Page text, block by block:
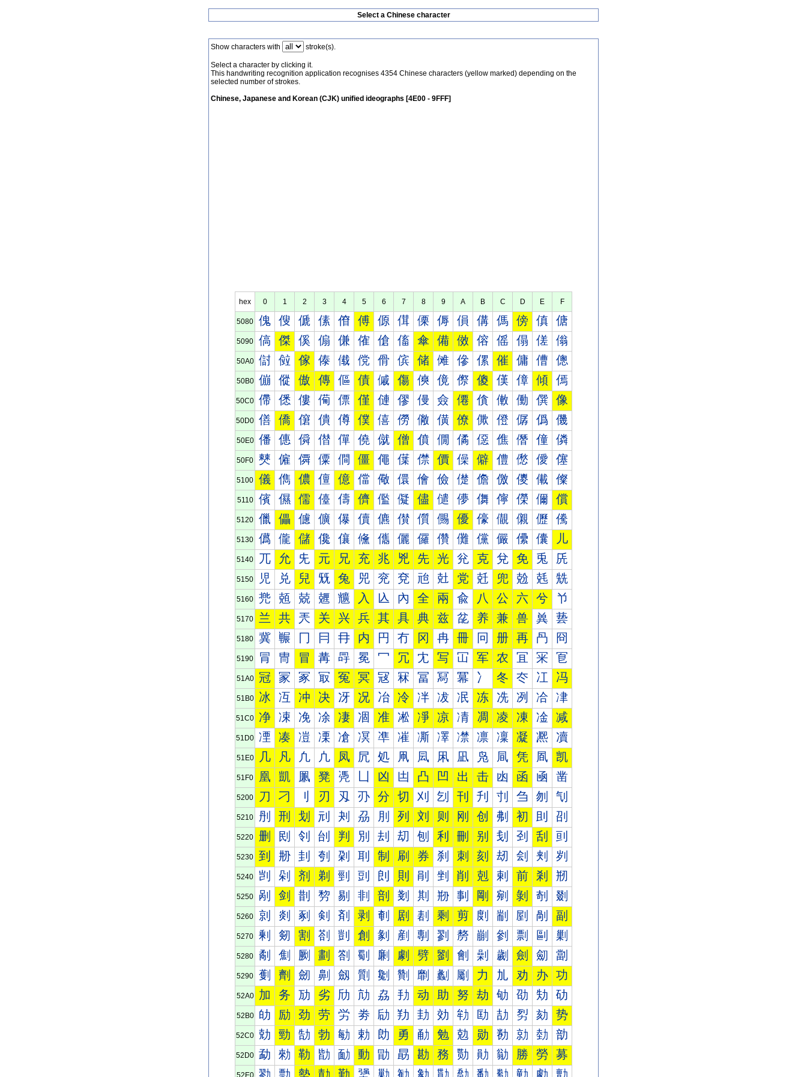
Select a Chinese character
Show characters with stroke(s).
Select a character by clicking it.
This handwriting recognition application recognises 4354 Chinese characters (yellow marked) depending on the
selected number of strokes.
Chinese, Japanese and Korean (CJK) unified ideographs [4E00 - 9FFF]
hex 0 1 2 3 4 5 6 7 8 9 A B C D E F
5080 傀 傁 傂 傃 傄 傅 傆 傇 傈 傉 傊 傋 傌 傍 傎 傏
5090 傐 傑 傒 傓 傔 傕 傖 傗 傘 備 傚 傛 傜 傝 傞 傟
50A0 傠 傡 傢 傣 傤 傥 傦 傧 储 傩 傪 傫 催 傭 傮 傯
50B0 傰 傱 傲 傳 傴 債 傶 傷 傸 傹 傺 傻 傼 傽 傾 傿
50C0 僀 僁 僂 僃 僄 僅 僆 僇 僈 僉 僊 僋 僌 働 僎 像
50D0 僐 僑 僒 僓 僔 僕 僖 僗 僘 僙 僚 僛 僜 僝 僞 僟
50E0 僠 僡 僢 僣 僤 僥 僦 僧 僨 僩 僪 僫 僬 僭 僮 僯
50F0 僰 僱 僲 僳 僴 僵 僶 僷 僸 價 僺 僻 僼 僽 僾 僿
5100 儀 儁 儂 儃 億 儅 儆 儇 儈 儉 儊 儋 儌 儍 儎 儏
5110 儐 儑 儒 儓 儔 儕 儖 儗 儘 儙 儚 儛 儜 儝 儞 償
5120 儠 儡 儢 儣 儤 儥 儦 儧 儨 儩 優 儫 儬 儭 儮 儯
5130 儰 儱 儲 儳 儴 儵 儶 儷 儸 儹 儺 儻 儼 儽 儾 儿
5140 兀 允 兂 元 兄 充 兆 兇 先 光 兊 克 兌 免 兎 兏
5150 児 兑 兒 兓 兔 兕 兖 兗 兘 兙 党 兛 兜 兝 兞 兟
5160 兠 兡 兢 兣 兤 入 兦 內 全 兩 兪 八 公 六 兮 兯
5170 兰 共 兲 关 兴 兵 其 具 典 兹 兺 养 兼 兽 兾 兿
5180 冀 冁 冂 冃 冄 内 円 冇 冈 冉 冊 冋 册 再 冎 冏
5190 冐 冑 冒 冓 冔 冕 冖 冗 冘 写 冚 军 农 冝 冞 冟
51A0 冠 冡 冢 冣 冤 冥 冦 冧 冨 冩 冪 冫 冬 冭 冮 冯
51B0 冰 冱 冲 决 冴 况 冶 冷 冸 冹 冺 冻 冼 冽 冾 冿
51C0 净 凁 凂 凃 凄 凅 准 凇 凈 凉 凊 凋 凌 凍 凎 减
51D0 凐 凑 凒 凓 凔 凕 凖 凗 凘 凙 凚 凛 凜 凝 凞 凟
51E0 几 凡 凢 凣 凤 凥 処 凧 凨 凩 凪 凫 凬 凭 凮 凯
51F0 凰 凱 凲 凳 凴 凶 凷 凸 凹 出 击 凼 函 凾 凿
5200 刀 刁 刂 刃 刄 刅 分 切 刈 刉 刊 刋 刌 刍 刎 刏
5210 刐 刑 划 刓 刔 刕 刖 列 刘 则 刚 创 刜 初 刞 刟
5220 删 刡 刢 刣 判 別 刦 刧 刨 利 刪 别 刬 刭 刮 刯
5230 到 刱 刲 刳 刴 刵 制 刷 券 刹 刺 刻 刼 刽 刾 刿
5240 剀 剁 剂 剃 剄 剅 剆 則 剈 剉 削 剋 剌 前 剎 剏
5250 剐 剑 剒 剓 剔 剕 剖 剗 剘 剙 剚 剛 剜 剝 剞 剟
5260 剠 剡 剢 剣 剤 剥 剦 剧 剨 剩 剪 剫 剬 剭 剮 副
5270 剰 剱 割 剳 剴 創 剶 剷 剸 剹 剺 剻 剼 剽 剾 剿
5280 劀 劁 劂 劃 劄 劅 劆 劇 劈 劉 劊 劋 劌 劍 劎 劏
5290 劐 劑 劒 劓 劔 劕 劖 劗 劘 劙 劚 力 劜 劝 办 功
52A0 加 务 劢 劣 劤 劥 劦 劧 动 助 努 劫 劬 劭 劮 劯
52B0 劰 励 劲 劳 労 劵 劶 劷 劸 効 劺 劻 劼 劽 劾 势
52C0 勀 勁 勂 勃 勄 勅 勆 勇 勈 勉 勊 勋 勌 勍 勎 勏
52D0 勐 勑 勒 勓 勔 動 勖 勗 勘 務 勚 勛 勜 勝 勞 募
52E0 勠 勡 勢 勣 勤 勥 勦 勧 勨 勩 勪 勫 勬 勭 勮 勯